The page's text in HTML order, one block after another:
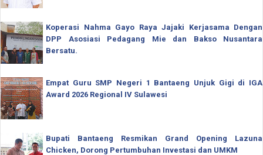
Koperasi Nahma Gayo Raya Jajaki Kerjasama Dengan
DPP Asosiasi Pedagang Mie dan Bakso Nusantara
Bersatu.
Empat Guru SMP Negeri 1 Bantaeng Unjuk Gigi di IGA
Award 2026 Regional IV Sulawesi
Bupati Bantaeng Resmikan Grand Opening Lazuna
Chicken, Dorong Pertumbuhan Investasi dan UMKM